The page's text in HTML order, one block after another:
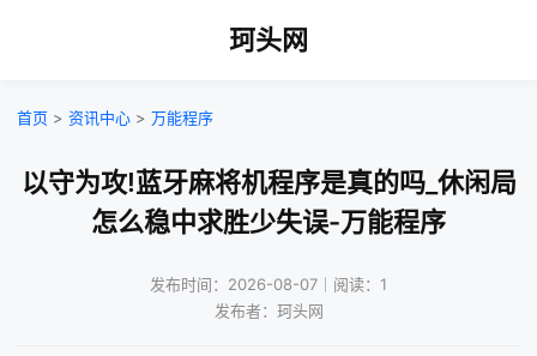
珂头网
首页 > 资讯中心 > 万能程序
以守为攻!蓝牙麻将机程序是真的吗_休闲局
怎么稳中求胜少失误-万能程序
发布时间：2026-08-07｜阅读：1
发布者：珂头网